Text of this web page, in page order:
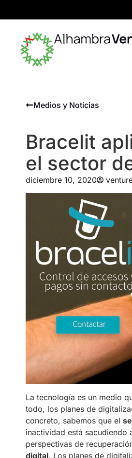
Medios y Noticias
Bracelit
el sector
diciembre 10, 2020
La tecnología es un medio
todo, los planes de
concreto, sabemos que el
inactividad está
perspectivas de
digital. Los planes de